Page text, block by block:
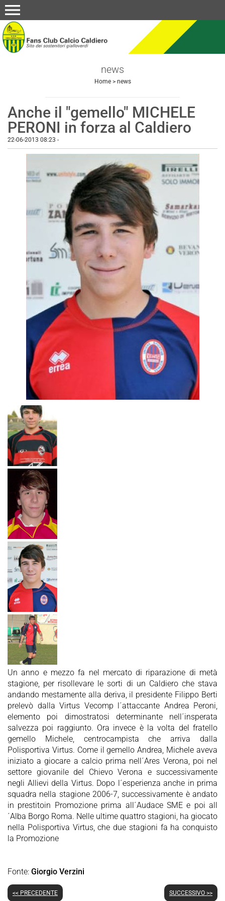
menu
news
Home> news
Anche il "gemello" MICHELE
PERONI in forza al Caldiero
22-06-2013 08:23 -
Un anno e mezzo fa nel mercato di riparazione di metà
stagione, per risollevare le sorti di un Caldiero che stava
andando mestamente alla deriva, il presidente Filippo Berti
prelevò dalla Virtus Vecomp l´attaccante Andrea Peroni,
elemento poi dimostratosi determinante nell´insperata
salvezza poi raggiunto. Ora invece è la volta del fratello
gemello Michele, centrocampista che arriva dalla
Polisportiva Virtus. Come il gemello Andrea, Michele aveva
iniziato a giocare a calcio prima nell´Ares Verona, poi nel
settore giovanile del Chievo Verona e successivamente
negli Allievi della Virtus. Dopo l´esperienza anche in prima
squadra nella stagione 2006-7, successivamente è andato
in prestitoin Promozione prima all´Audace SME e poi all
´Alba Borgo Roma. Nelle ultime quattro stagioni, ha giocato
nella Polisportiva Virtus, che due stagioni fa ha conquisto
la Promozione
Fonte: Giorgio Verzini
<< PRECEDENTE SUCCESSIVO >>